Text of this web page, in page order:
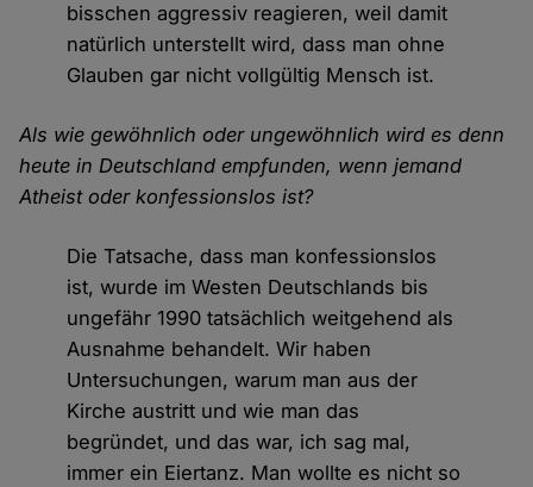
bisschen aggressiv reagieren, weil damit
natürlich unterstellt wird, dass man ohne
Glauben gar nicht vollgültig Mensch ist.
Als wie gewöhnlich oder ungewöhnlich wird es denn
heute in Deutschland empfunden, wenn jemand
Atheist oder konfessionslos ist?
Die Tatsache, dass man konfessionslos
ist, wurde im Westen Deutschlands bis
ungefähr 1990 tatsächlich weitgehend als
Ausnahme behandelt. Wir haben
Untersuchungen, warum man aus der
Kirche austritt und wie man das
begründet, und das war, ich sag mal,
immer ein Eiertanz. Man wollte es nicht so